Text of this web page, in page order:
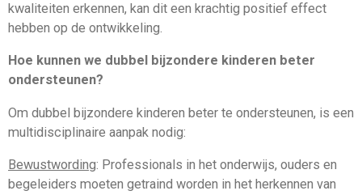
kwaliteiten erkennen, kan dit een krachtig positief effect
hebben op de ontwikkeling.
Hoe kunnen we dubbel bijzondere kinderen beter
ondersteunen?
Om dubbel bijzondere kinderen beter te ondersteunen, is een
multidisciplinaire aanpak nodig:
Bewustwording: Professionals in het onderwijs, ouders en
begeleiders moeten getraind worden in het herkennen van